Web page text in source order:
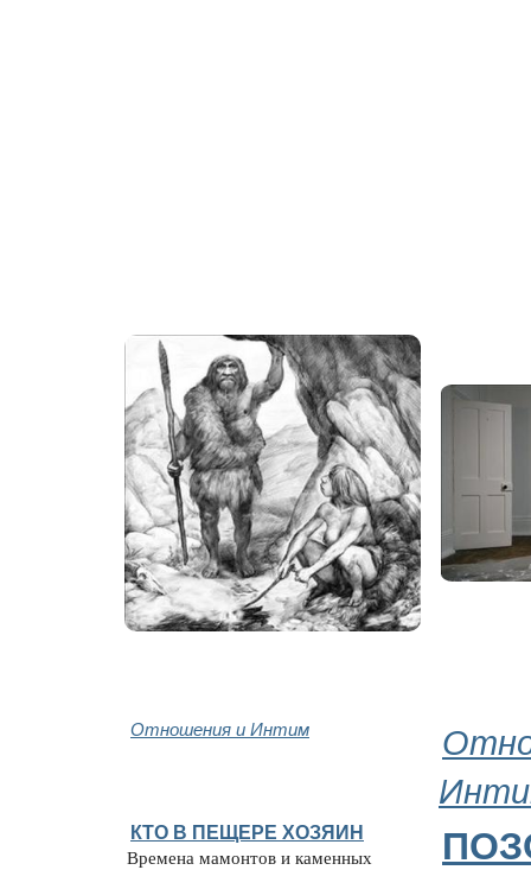
Отношения и Интим
КТО В ПЕЩЕРЕ ХОЗЯИН
Времена мамонтов и каменных